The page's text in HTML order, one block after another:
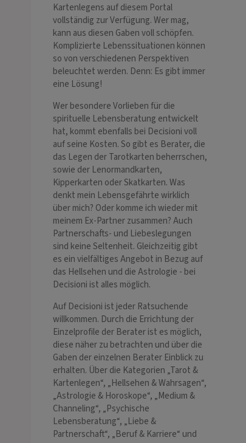
Kartenlegens auf diesem Portal
vollständig zur Verfügung. Wer mag,
kann aus diesen Gaben voll schöpfen.
Komplizierte Lebenssituationen können
so von verschiedenen Perspektiven
beleuchtet werden. Denn: Es gibt immer
eine Lösung!
Wer besondere Vorlieben für die
spirituelle Lebensberatung entwickelt
hat, kommt ebenfalls bei Decisioni voll
auf seine Kosten. So gibt es Berater, die
das Legen der Tarotkarten beherrschen,
sowie der Lenormandkarten,
Kipperkarten oder Skatkarten. Was
denkt mein Lebensgefährte wirklich
über mich? Oder komme ich wieder mit
meinem Ex-Partner zusammen? Auch
Partnerschafts- und Liebeslegungen
sind keine Seltenheit. Gleichzeitig gibt
es ein vielfältiges Angebot in Bezug auf
das Hellsehen und die Astrologie - bei
Decisioni ist alles möglich.
Auf Decisioni ist jeder Ratsuchende
willkommen. Durch die Errichtung der
Einzelprofile der Berater ist es möglich,
diese näher zu betrachten und über die
Gaben der einzelnen Berater Einblick zu
erhalten. Über die Kategorien „Tarot &
Kartenlegen“, „Hellsehen & Wahrsagen“,
„Astrologie & Horoskope“, „Medium &
Channeling“, „Psychische
Lebensberatung“, „Liebe &
Partnerschaft“, „Beruf & Karriere“ und